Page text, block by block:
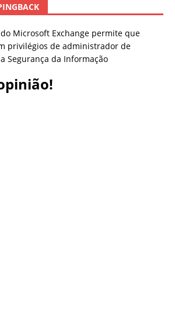
Microsoft Exchange permite que
privilégios de administrador de
Segurança da Informação